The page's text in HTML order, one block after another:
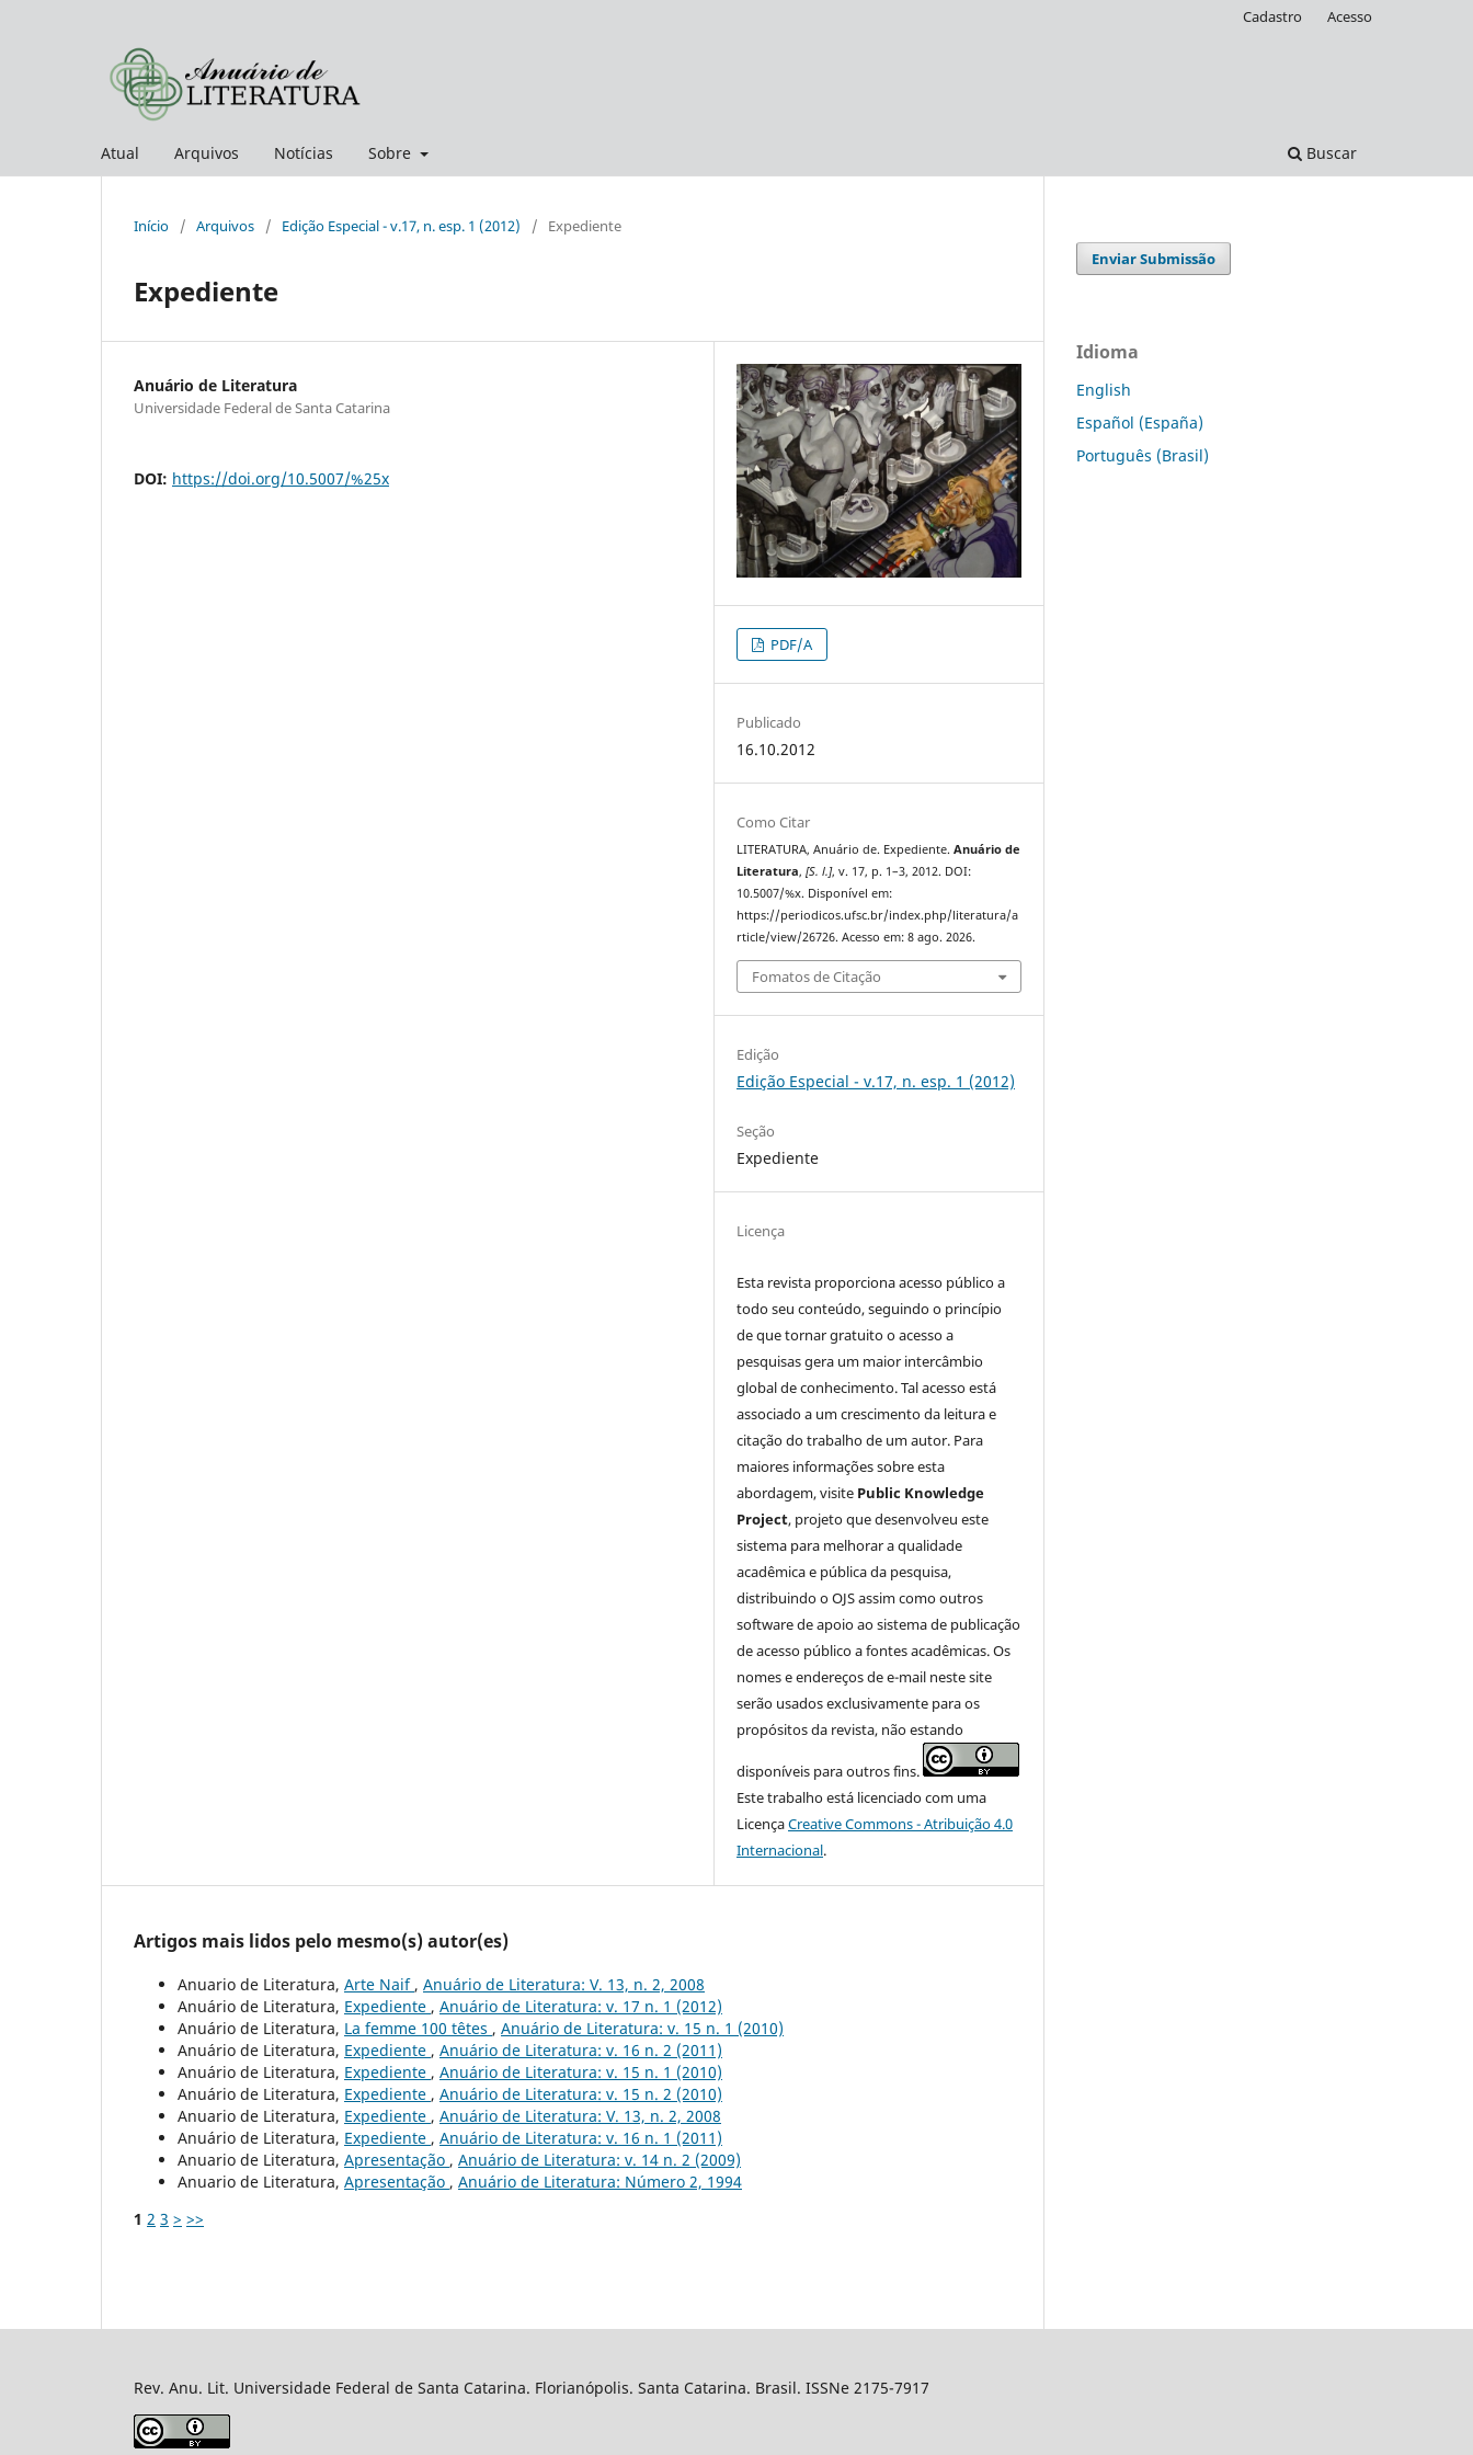
Atual Arquivos Notícias Sobre Buscar
Cadastro Acesso
Início / Arquivos / Edição Especial - v.17, n. esp. 1 (2012) / Expediente
Expediente
Anuário de Literatura
Universidade Federal de Santa Catarina
DOI: https://doi.org/10.5007/%25x
PDF/A
Publicado
16.10.2012
Como Citar
LITERATURA, Anuário de. Expediente.Anuário de
Literatura,[S. l.], v. 17, p. 1–3, 2012. DOI:
10.5007/%x. Disponível em:
https://periodicos.ufsc.br/index.php/literatura/a
rticle/view/26726. Acesso em: 8 ago. 2026.
Fomatos de Citação
Edição
Edição Especial - v.17, n. esp. 1 (2012)
Seção
Expediente
Licença
Esta revista proporciona acesso público a
todo seu conteúdo, seguindo o princípio
de que tornar gratuito o acesso a
pesquisas gera um maior intercâmbio
global de conhecimento. Tal acesso está
associado a um crescimento da leitura e
citação do trabalho de um autor. Para
maiores informações sobre esta
abordagem, visite Public Knowledge
Project, projeto que desenvolveu este
sistema para melhorar a qualidade
acadêmica e pública da pesquisa,
distribuindo o OJS assim como outros
software de apoio ao sistema de publicação
de acesso público a fontes acadêmicas. Os
nomes e endereços de e-mail neste site
serão usados exclusivamente para os
propósitos da revista, não estando
disponíveis para outros fins.
Este trabalho está licenciado com uma
LicençaCreative Commons - Atribuição 4.0
Internacional.
Artigos mais lidos pelo mesmo(s) autor(es)
Anuario de Literatura, Arte Naif , Anuário de Literatura: V. 13, n. 2, 2008
Anuário de Literatura, Expediente , Anuário de Literatura: v. 17 n. 1 (2012)
Anuário de Literatura, La femme 100 têtes , Anuário de Literatura: v. 15 n. 1 (2010)
Anuário de Literatura, Expediente , Anuário de Literatura: v. 16 n. 2 (2011)
Anuário de Literatura, Expediente , Anuário de Literatura: v. 15 n. 1 (2010)
Anuário de Literatura, Expediente , Anuário de Literatura: v. 15 n. 2 (2010)
Anuario de Literatura, Expediente , Anuário de Literatura: V. 13, n. 2, 2008
Anuário de Literatura, Expediente , Anuário de Literatura: v. 16 n. 1 (2011)
Anuario de Literatura, Apresentação , Anuário de Literatura: v. 14 n. 2 (2009)
Anuario de Literatura, Apresentação , Anuário de Literatura: Número 2, 1994
1 2 3 > >>
Enviar Submissão
Idioma
English
Español (España)
Português (Brasil)
Rev. Anu. Lit. Universidade Federal de Santa Catarina. Florianópolis. Santa Catarina. Brasil. ISSNe 2175-7917